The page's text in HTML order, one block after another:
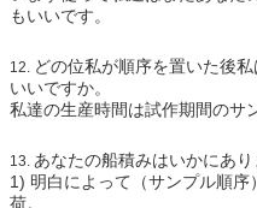
もいいです。
12. どの位私が順序を置いた後
いいですか。
私達の生産時間は試作期間のサ
13. あなたの船積みはいかにあり
1) 明白によって（サンプル順
荷。